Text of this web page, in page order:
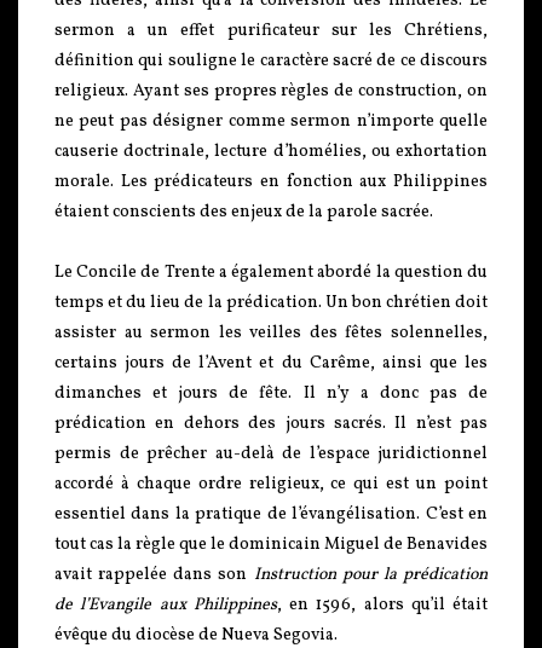
sermon a un effet purificateur sur les Chrétiens,
définition qui souligne le caractère sacré de ce discours
religieux. Ayant ses propres règles de construction, on
ne peut pas désigner comme sermon n’importe quelle
causerie doctrinale, lecture d’homélies, ou exhortation
morale. Les prédicateurs en fonction aux Philippines
étaient conscients des enjeux de la parole sacrée.
Le Concile de Trente a également abordé la question du
temps et du lieu de la prédication. Un bon chrétien doit
assister au sermon les veilles des fêtes solennelles,
certains jours de l’Avent et du Carême, ainsi que les
dimanches et jours de fête. Il n’y a donc pas de
prédication en dehors des jours sacrés. Il n’est pas
permis de prêcher au-delà de l’espace juridictionnel
accordé à chaque ordre religieux, ce qui est un point
essentiel dans la pratique de l’évangélisation. C’est en
tout cas la règle que le dominicain Miguel de Benavides
avait rappelée dans son Instruction pour la prédication
de l’Evangile aux Philippines, en 1596, alors qu’il était
évêque du diocèse de Nueva Segovia.